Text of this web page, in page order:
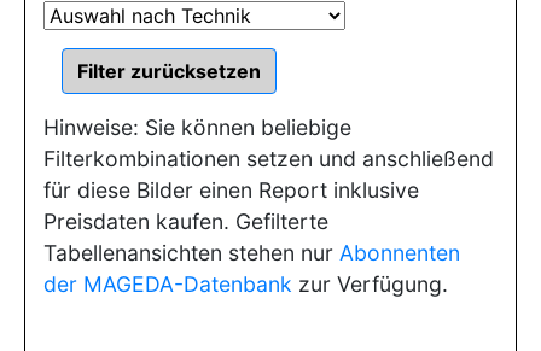
Hinweise: Sie können beliebige
Filterkombinationen setzen und anschließend
für diese Bilder einen Report inklusive
Preisdaten kaufen. Gefilterte
Tabellenansichten stehen nur Abonnenten
der MAGEDA-Datenbank zur Verfügung.